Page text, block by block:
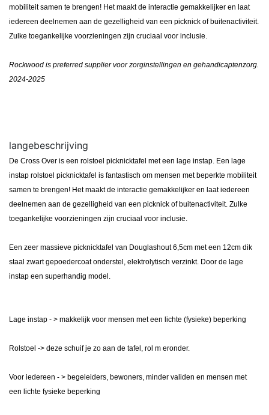
mobiliteit samen te brengen! Het maakt de interactie gemakkelijker en laat
iedereen deelnemen aan de gezelligheid van een picknick of buitenactiviteit.
Zulke toegankelijke voorzieningen zijn cruciaal voor inclusie.
Rockwood is preferred supplier voor zorginstellingen en gehandicaptenzorg.
2024-2025
langebeschrijving
De Cross Over is een rolstoel picknicktafel met een lage instap. Een lage
instap rolstoel picknicktafel is fantastisch om mensen met beperkte mobiliteit
samen te brengen! Het maakt de interactie gemakkelijker en laat iedereen
deelnemen aan de gezelligheid van een picknick of buitenactiviteit. Zulke
toegankelijke voorzieningen zijn cruciaal voor inclusie.
Een zeer massieve picknicktafel van Douglashout 6,5cm met een 12cm dik
staal zwart gepoedercoat onderstel, elektrolytisch verzinkt. Door de lage
instap een superhandig model.
Lage instap - > makkelijk voor mensen met een lichte (fysieke) beperking
Rolstoel -> deze schuif je zo aan de tafel, rol m eronder.
Voor iedereen - > begeleiders, bewoners, minder validen en mensen met
een lichte fysieke beperking